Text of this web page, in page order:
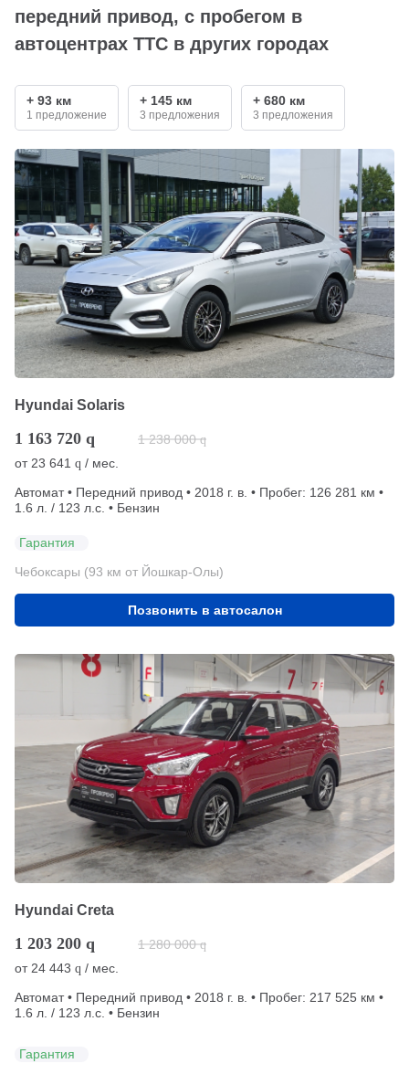
передний привод, с пробегом в
автоцентрах ТТС в других городах
+ 93 км
1 предложение
+ 145 км
3 предложения
+ 680 км
3 предложения
Hyundai Solaris
1 163 720 q 1 238 000 q
от 23 641 q / мес.
Автомат • Передний привод • 2018 г. в. • Пробег: 126 281 км •
1.6 л. / 123 л.с. • Бензин
Гарантия
Чебоксары (93 км от Йошкар-Олы)
Позвонить в автосалон
Hyundai Creta
1 203 200 q 1 280 000 q
от 24 443 q / мес.
Автомат • Передний привод • 2018 г. в. • Пробег: 217 525 км •
1.6 л. / 123 л.с. • Бензин
Гарантия